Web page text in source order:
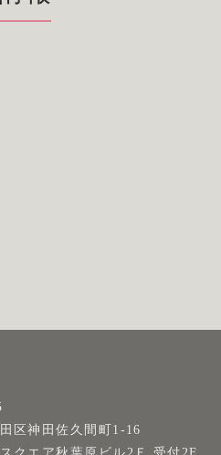
区神田佐久間町1-16